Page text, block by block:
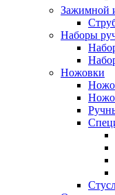
Зажимной
Наборы
Ножовки